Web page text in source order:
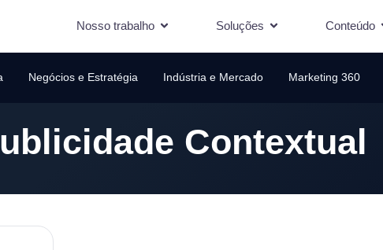
Nosso trabalho Soluções Conteúdo
Negócios e Estratégia Indústria e Mercado Marketing 360
Contextual